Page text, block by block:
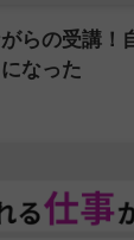
らの受講！
なった